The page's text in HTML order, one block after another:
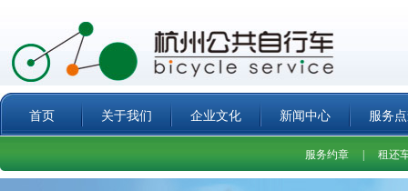
首页 关于我们 企业文化 新闻中心 服务
服务约章 租还